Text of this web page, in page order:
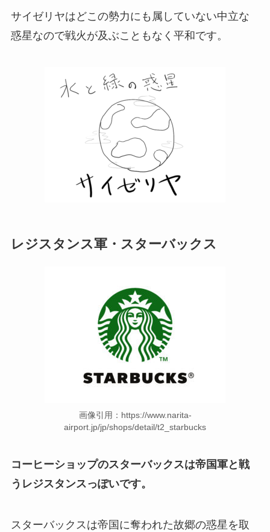
サイゼリヤはどこの勢力にも属していない中立な
惑星なので戦火が及ぶこともなく平和です。
レジスタンス軍・スターバックス
画像引用：https://www.narita-
airport.jp/jp/shops/detail/t2_starbucks
コーヒーショップのスターバックスは帝国軍と戦
うレジスタンスっぽいです。
スターバックスは帝国に奪われた故郷の惑星を取